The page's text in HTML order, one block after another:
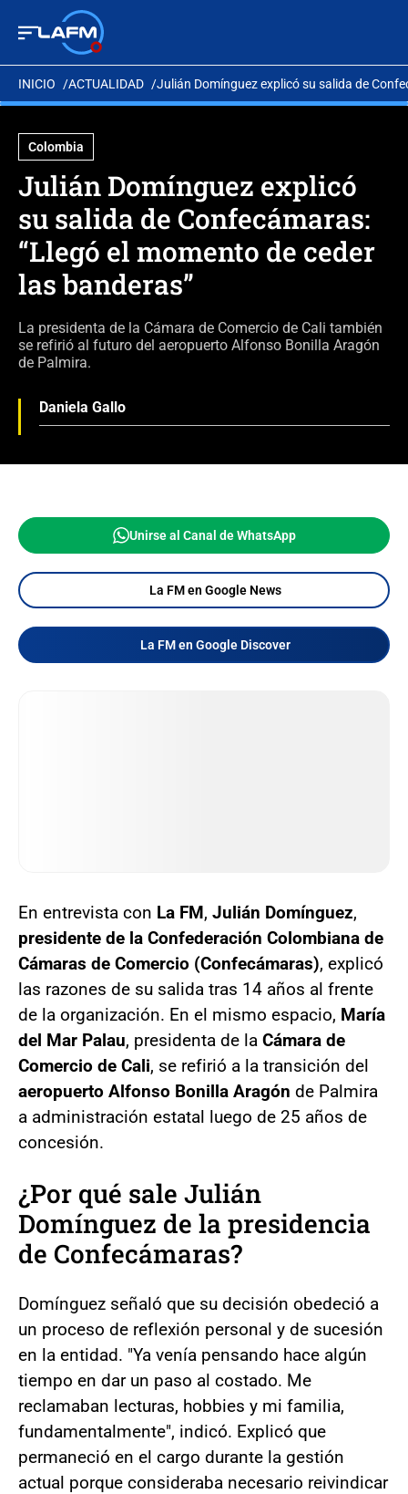
INICIO ACTUALIDAD Julián Domínguez explicó su salida de
Colombia
Julián Domínguez explicó
su salida de Confecámaras:
“Llegó el momento de ceder
las banderas”
La presidenta de la Cámara de Comercio de Cali también
se refirió al futuro del aeropuerto Alfonso Bonilla Aragón
de Palmira.
Daniela Gallo
Unirse al Canal de WhatsApp
La FM en Google News
La FM en Google Discover
En entrevista con La FM, Julián Domínguez,
presidente de la Confederación Colombiana de
Cámaras de Comercio (Confecámaras), explicó
las razones de su salida tras 14 años al frente
de la organización. En el mismo espacio, María
del Mar Palau, presidenta de la Cámara de
Comercio de Cali, se refirió a la transición del
aeropuerto Alfonso Bonilla Aragón de Palmira
a administración estatal luego de 25 años de
concesión.
¿Por qué sale Julián
Domínguez de la presidencia
de Confecámaras?
Domínguez señaló que su decisión obedeció a
un proceso de reflexión personal y de sucesión
en la entidad. "Ya venía pensando hace algún
tiempo en dar un paso al costado. Me
reclamaban lecturas, hobbies y mi familia,
fundamentalmente", indicó. Explicó que
permaneció en el cargo durante la gestión
actual porque consideraba necesario reivindicar